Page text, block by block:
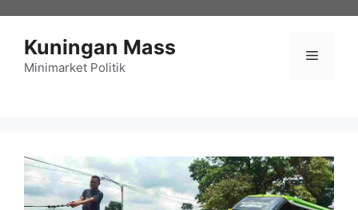
Kuningan Mass
Minimarket Politik
Menu